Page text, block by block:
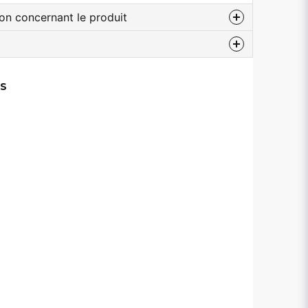
concernant le produit
au sujet de ce produit...